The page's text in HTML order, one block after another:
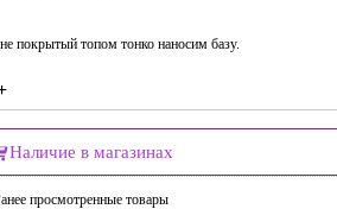
покрытый топом тонко наносим базу.
Наличие в магазинах
просмотренные товары